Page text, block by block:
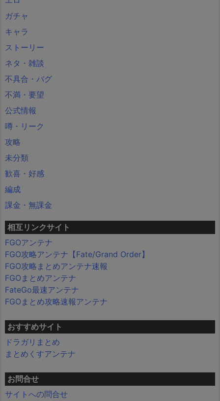
ガチャ
キャラ
ストーリー
ネタ・雑談
不具合・バグ
不満・要望
公式情報
噂・リーク
攻略
未分類
歓喜・好感
編成
課金・無課金
相互リンクサイト
FGOアンテナ
FGO攻略アンテナ【Fate/Grand Order】
FGO攻略まとめアンテナ速報
FGOまとめアンテナ
FateGo最速アンテナ
FGOまとめ攻略速報アンテナ
おすすめサイト
ドラガリまとめ
まとめくすアンテナ
お問合せ
サイトへの問合せ